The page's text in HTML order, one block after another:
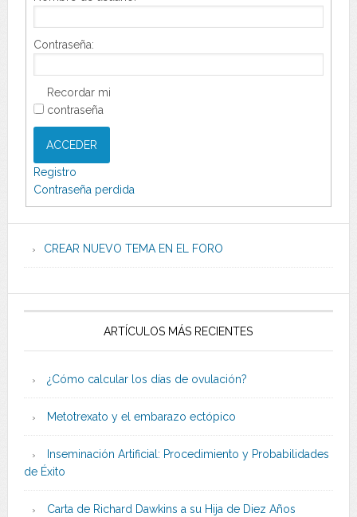
Contraseña:
Recordar mi
contraseña
ACCEDER
Registro
Contraseña perdida
CREAR NUEVO TEMA EN EL FORO
ARTÍCULOS MÁS RECIENTES
¿Cómo calcular los días de ovulación?
Metotrexato y el embarazo ectópico
Inseminación Artificial: Procedimiento y Probabilidades
de Éxito
Carta de Richard Dawkins a su Hija de Diez Años